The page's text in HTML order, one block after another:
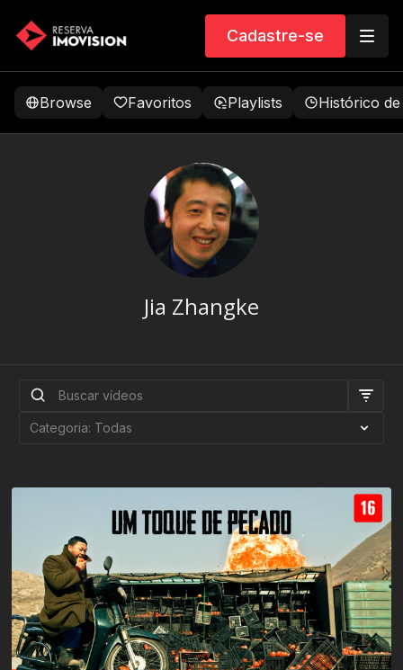
Cadastre-se
Browse Favoritos Playlists Histórico
Jia Zhangke